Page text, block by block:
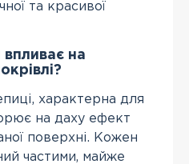
та красивої
впливає на
характерна для
на даху ефект
поверхні. Кожен
частими, майже